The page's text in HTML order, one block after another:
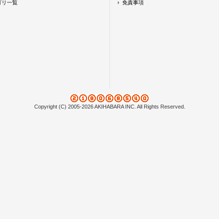
リ一覧 免責事項
Copyright (C) 2005-2026 AKIHABARA INC. All Rights Reserved.